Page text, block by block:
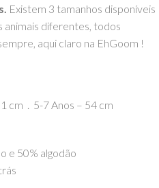
Existem 3 tamanhos disponíveis
diferentes, todos
aqui claro na EhGoom !
cm . 5-7 Anos – 54 cm
e 50% algodão